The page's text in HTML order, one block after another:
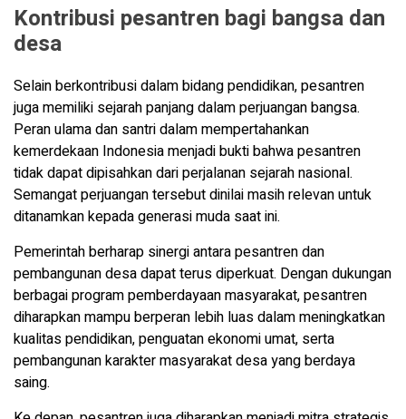
Kontribusi pesantren bagi bangsa dan
desa
Selain berkontribusi dalam bidang pendidikan, pesantren
juga memiliki sejarah panjang dalam perjuangan bangsa.
Peran ulama dan santri dalam mempertahankan
kemerdekaan Indonesia menjadi bukti bahwa pesantren
tidak dapat dipisahkan dari perjalanan sejarah nasional.
Semangat perjuangan tersebut dinilai masih relevan untuk
ditanamkan kepada generasi muda saat ini.
Pemerintah berharap sinergi antara pesantren dan
pembangunan desa dapat terus diperkuat. Dengan dukungan
berbagai program pemberdayaan masyarakat, pesantren
diharapkan mampu berperan lebih luas dalam meningkatkan
kualitas pendidikan, penguatan ekonomi umat, serta
pembangunan karakter masyarakat desa yang berdaya
saing.